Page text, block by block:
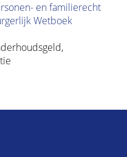
en familierecht
Wetboek